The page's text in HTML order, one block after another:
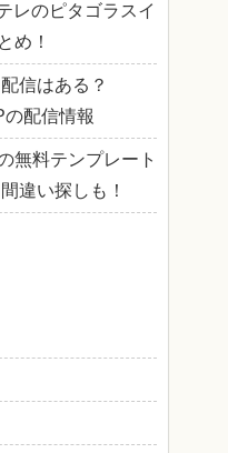
レのピタゴラスイ
め！
信はある？
配信情報
無料テンプレート
違い探しも！